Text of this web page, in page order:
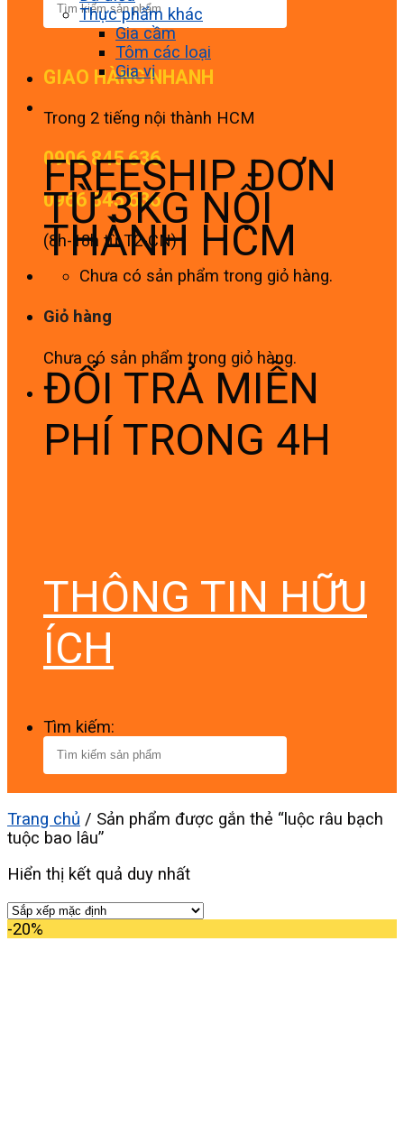
GIAO HÀNG NHANH
Trong 2 tiếng nội thành HCM
0906 845 636
0966 845 636
(8h-18h từ T2-CN)
Chưa có sản phẩm trong giỏ hàng.
Giỏ hàng
Chưa có sản phẩm trong giỏ hàng.
Thực phẩm khác
Gia cầm
Tôm các loại
Gia vị
FREESHIP ĐƠN
TỪ 3KG NỘI
THÀNH HCM
ĐỔI TRẢ MIỄN
PHÍ TRONG 4H
THÔNG TIN HỮU
ÍCH
Tìm kiếm:
Trang chủ / Sản phẩm được gắn thẻ “luộc râu bạch
tuộc bao lâu”
Hiển thị kết quả duy nhất
-20%